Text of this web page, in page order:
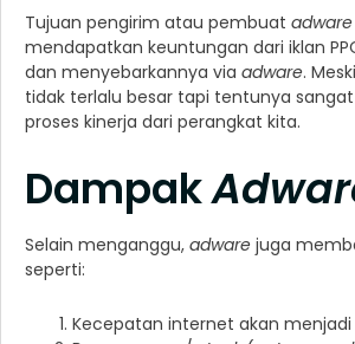
Tujuan pengirim atau pembuat adware
mendapatkan keuntungan dari iklan
dan menyebarkannya via adware.
tidak terlalu besar tapi tentunya
proses kinerja dari perangkat kita.
Dampak
Selain menganggu, adware juga
seperti:
Kecepatan internet akan